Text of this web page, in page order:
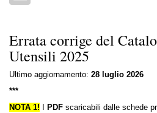
Errata corrige del
Utensili 2025
Ultimo aggiornamento: 28 luglio 2026
***
NOTA 1!
PDF scaricabili dalle schede